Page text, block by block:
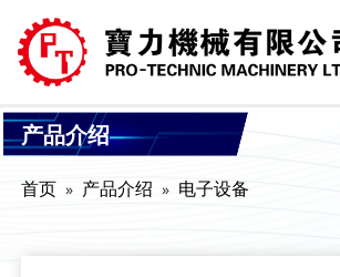
产品介绍
首页 产品介绍 电子设备